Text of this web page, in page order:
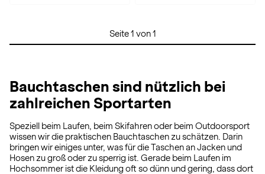
Seite 1 von 1
Bauchtaschen sind nützlich bei
zahlreichen Sportarten
Speziell beim Laufen, beim Skifahren oder beim Outdoorsport
wissen wir die praktischen Bauchtaschen zu schätzen. Darin
bringen wir einiges unter, was für die Taschen an Jacken und
Hosen zu groß oder zu sperrig ist. Gerade beim Laufen im
Hochsommer ist die Kleidung oft so dünn und gering, dass dort